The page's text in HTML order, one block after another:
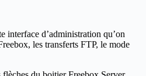
interface d’administration qu’on
les transferts FTP, le mode